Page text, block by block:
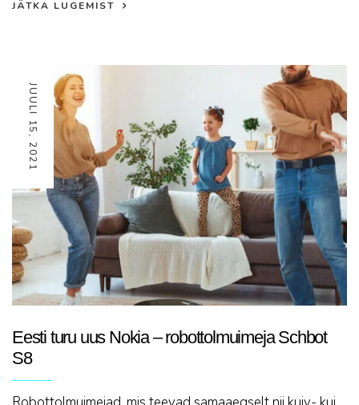
JÄTKA LUGEMIST
JUULI 15, 2021
Eesti turu uus Nokia – robottolmuimeja Schbot
S8